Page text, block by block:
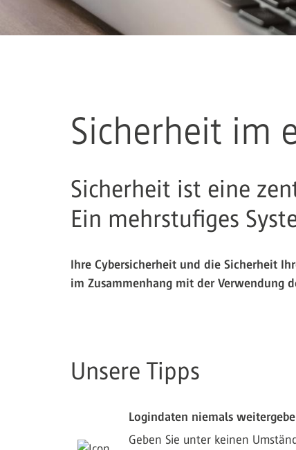
Sicherheit im
Sicherheit ist eine
Ein mehrstufiges
Ihre Cybersicherheit und die Sicherheit
im Zusammenhang mit der Verwendung
Unsere Tipps
Logindaten niemals
Geben Sie unter keinen